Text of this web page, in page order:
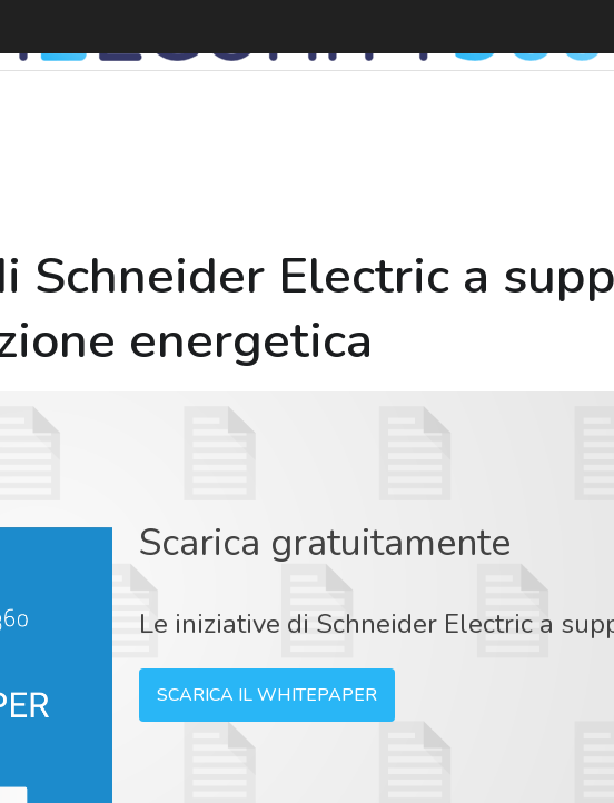
Schneider Electric a
energetica
Scarica gratuitamente
Le iniziative di Schneider Electric a
SCARICA IL WHITEPAPER